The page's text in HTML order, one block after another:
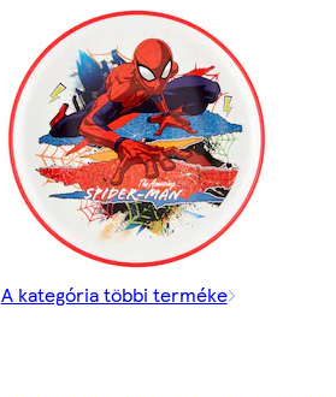
A kategória többi terméke